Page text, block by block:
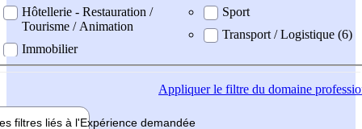
Hôtellerie - Restauration /
Tourisme / Animation
Immobilier
Sport
Transport / Logistique (6)
Appliquerle filtre du domaine
filtres liés à l'Expérience demandée